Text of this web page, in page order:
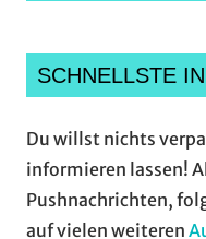
SCHNELLSTE
Du willst nichts
informieren lassen!
Pushnachrichten,
auf vielen weiteren